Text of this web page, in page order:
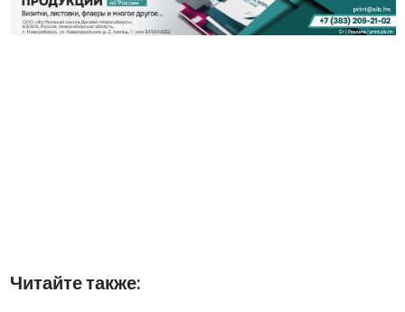
Читайте также: